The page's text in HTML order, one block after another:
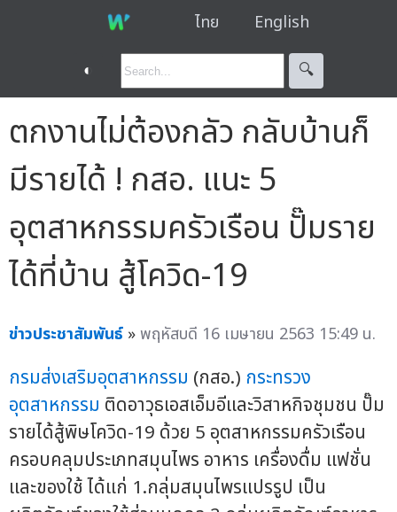
ไทย English
◐ 🔍︎
ตกงานไม่ต้องกลัว กลับบ้านก็
มีรายได้ ! กสอ. แนะ 5
อุตสาหกรรมครัวเรือน ปั๊มราย
ได้ที่บ้าน สู้โควิด-19
ข่าวประชาสัมพันธ์ »พฤหัสบดี 16 เมษายน 2563 15:49 น.
กรมส่งเสริมอุตสาหกรรม (กสอ.) กระทรวง
อุตสาหกรรม ติดอาวุธเอสเอ็มอีและวิสาหกิจชุมชน ปั๊ม
รายได้สู้พิษโควิด-19 ด้วย 5 อุตสาหกรรมครัวเรือน
ครอบคลุมประเภทสมุนไพร อาหาร เครื่องดื่ม แฟชั่น
และของใช้ ได้แก่ 1.กลุ่มสมุนไพรแปรรูป เป็น